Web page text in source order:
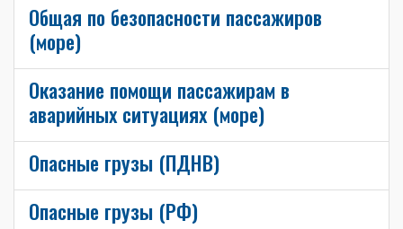
Общая по безопасности пассажиров
(море)
Оказание помощи пассажирам в
аварийных ситуациях (море)
Опасные грузы (ПДНВ)
Опасные грузы (РФ)